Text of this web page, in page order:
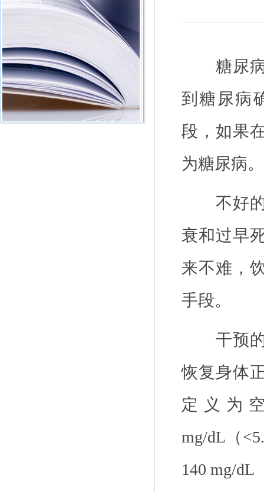
糖尿
到糖尿病
段，如果
为糖尿病。
不好
衰和过早
来不难，
手段。
干预
恢复身体
定义为
mg/dL （
140 mg/dL